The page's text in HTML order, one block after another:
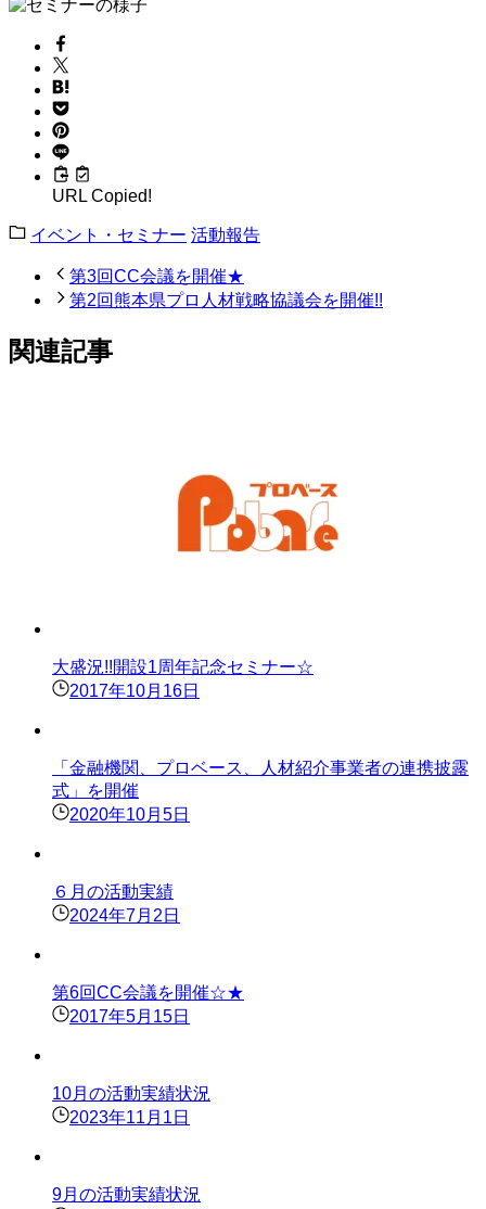
URL Copied!
イベント・セミナー 活動報告
第3回CC会議を開催★
第2回熊本県プロ人材戦略協議会を開催!!
関連記事
大盛況!!開設1周年記念セミナー☆
2017年10月16日
「金融機関、プロベース、人材紹介事業者の連携披露
式」を開催
2020年10月5日
６月の活動実績
2024年7月2日
第6回CC会議を開催☆★
2017年5月15日
10月の活動実績状況
2023年11月1日
9月の活動実績状況